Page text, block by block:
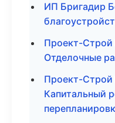
ИП Бригадир
Проект-
Отделочные
Проект-
Капитальный